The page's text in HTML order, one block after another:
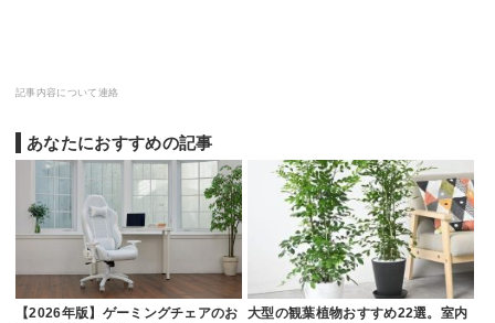
記事内容について連絡
あなたにおすすめの記事
【2026年版】ゲーミングチェアのお
大型の観葉植物おすすめ22選。室内